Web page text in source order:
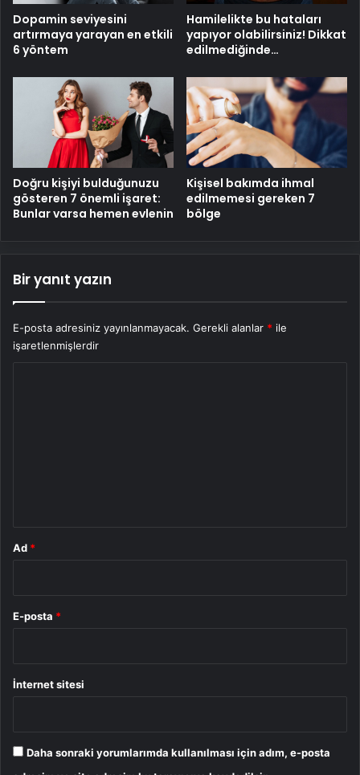
Dopamin seviyesini
artırmaya yarayan en etkili
6 yöntem
Hamilelikte bu hataları
yapıyor olabilirsiniz! Dikkat
edilmediğinde…
Doğru kişiyi bulduğunuzu
gösteren 7 önemli işaret:
Bunlar varsa hemen evlenin
Kişisel bakımda ihmal
edilmemesi gereken 7
bölge
Bir yanıt yazın
E-posta adresiniz yayınlanmayacak. Gerekli alanlar * ile
işaretlenmişlerdir
Ad *
E-posta *
İnternet sitesi
Daha sonraki yorumlarımda kullanılması için adım, e-posta